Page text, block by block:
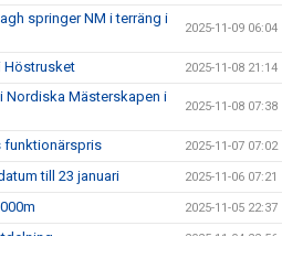
springer NM i terräng i
2025-11-09 06:04
Höstrusket 2025-11-08 21:14
Nordiska Mästerskapen i
2025-11-08 07:38
funktionärspris 2025-11-07 07:02
till 23 januari 2025-11-06 07:21
2025-11-05 22:37
2025-11-04 22:56